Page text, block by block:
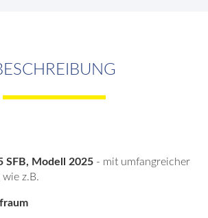
SFB, Modell 2025 - mit umfangreicher
z.B.